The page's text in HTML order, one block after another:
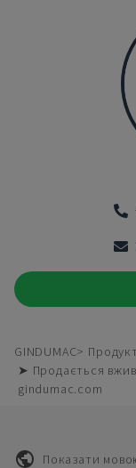
GINDUMAC
➤ Продається
gindumac.com
Показати